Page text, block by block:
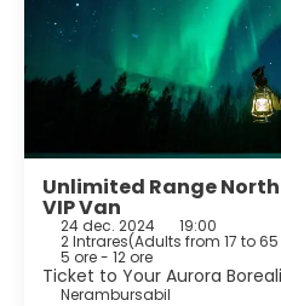
Unlimited Range
VIP Van
24 dec. 2024 19:00
2 Intrares(Adults from 17 to
5 ore - 12 ore
Ticket to Your Aurora
Nerambursabil